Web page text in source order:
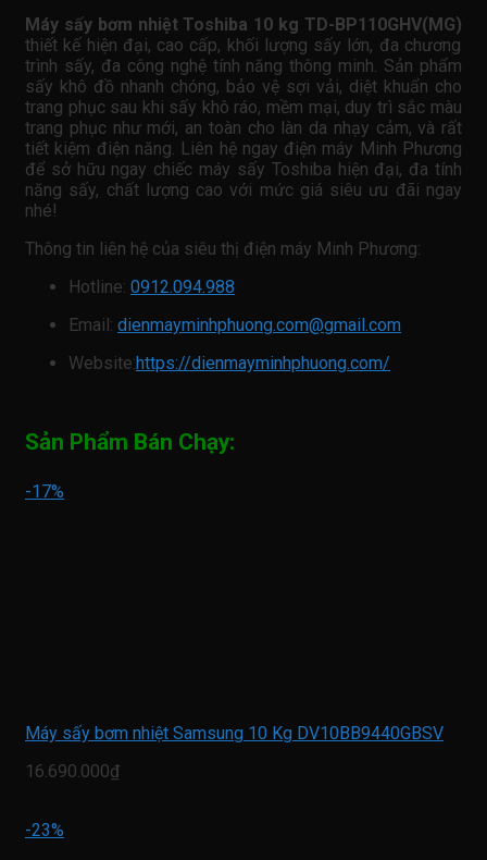
Máy sấy bơm nhiệt Toshiba 10 kg TD-BP110GHV(MG)
thiết kế hiện đại, cao cấp, khối lượng sấy lớn, đa chương
trình sấy, đa công nghệ tính năng thông minh. Sản phẩm
sấy khô đồ nhanh chóng, bảo vệ sợi vải, diệt khuẩn cho
trang phục sau khi sấy khô ráo, mềm mại, duy trì sắc màu
trang phục như mới, an toàn cho làn da nhạy cảm, và rất
tiết kiệm điện năng. Liên hệ ngay điện máy Minh Phương
để sở hữu ngay chiếc máy sấy Toshiba hiện đại, đa tính
năng sấy, chất lượng cao với mức giá siêu ưu đãi ngay
nhé!
Thông tin liên hệ của siêu thị điện máy Minh Phương:
Hotline: 0912.094.988
Email: dienmayminhphuong.com@gmail.com
Website:https://dienmayminhphuong.com/
Sản Phẩm Bán Chạy:
-17%
Máy sấy bơm nhiệt Samsung 10 Kg DV10BB9440GBSV
16.690.000₫
-23%